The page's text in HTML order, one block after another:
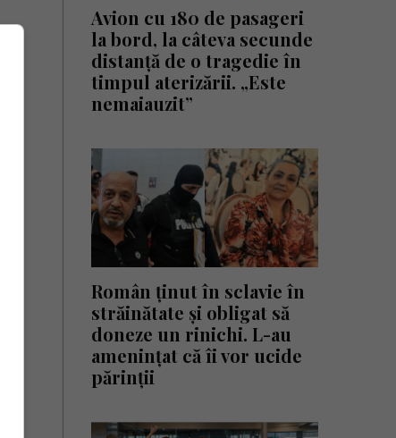
Avion cu 180 de pasageri
la bord, la câteva secunde
distanță de o tragedie în
timpul aterizării. „Este
nemaiauzit”
Român ținut în sclavie în
străinătate și obligat să
doneze un rinichi. L-au
amenințat că îi vor ucide
părinții